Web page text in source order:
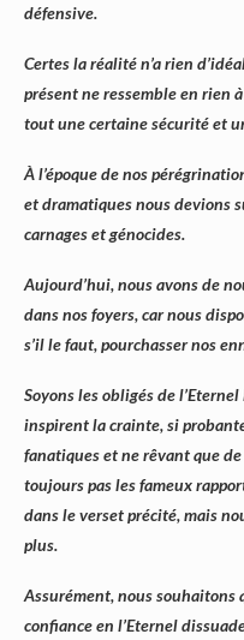
défensive.
Certes la réalité n’a rien
présent ne ressemble en rien
tout une certaine sécurité et
À l’époque de nos
et dramatiques nous devions
carnages et génocides.
Aujourd’hui, nous avons de
dans nos foyers, car nous
s’il le faut, pourchasser nos
Soyons les obligés de
inspirent la crainte, si
fanatiques et ne rêvant que
toujours pas les fameux
dans le verset précité, mais
plus.
Assurément, nous
confiance en l’Eternel